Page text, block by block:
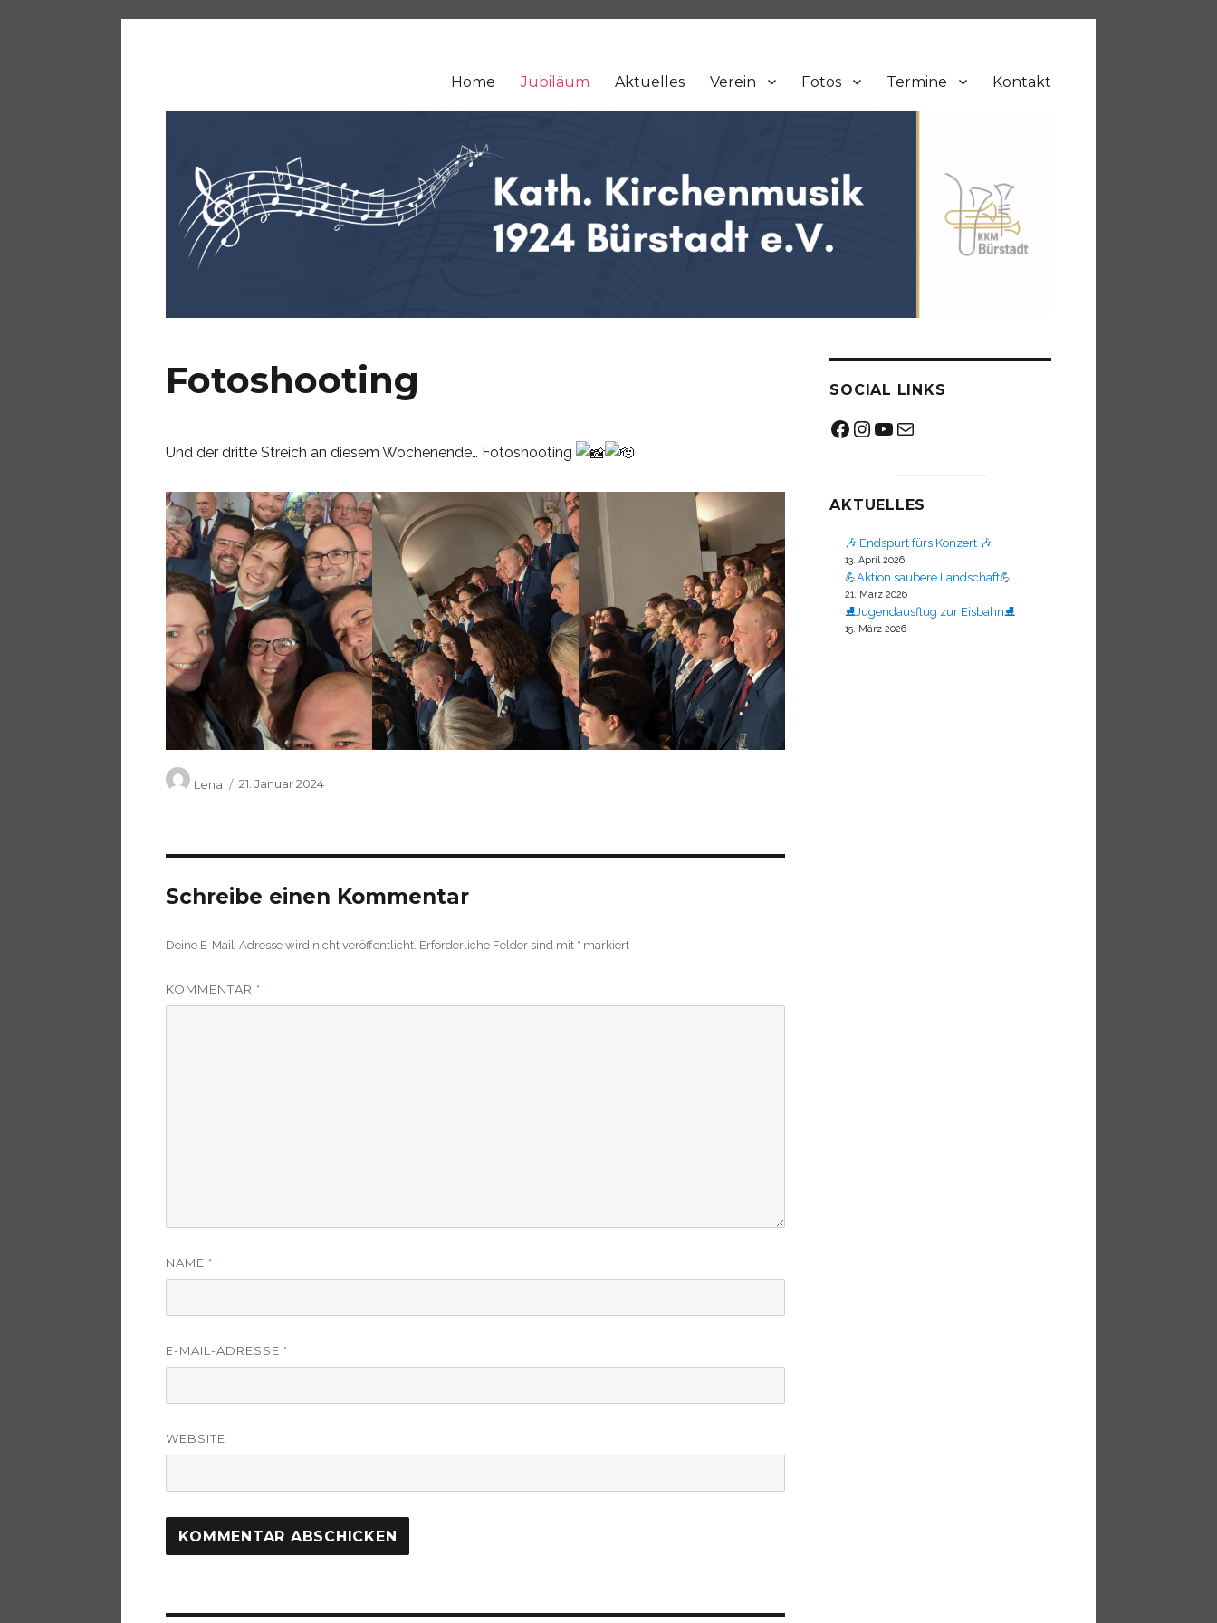
Home Jubiläum Aktuelles Verein Fotos Termine Kontakt
Fotoshooting
Und der dritte Streich an diesem Wochenende… Fotoshooting
Lena 21. Januar 2024
Schreibe einen Kommentar
Deine E-Mail-Adresse wird nicht veröffentlicht. Erforderliche Felder sind mit * markiert
KOMMENTAR *
NAME *
E-MAIL-ADRESSE *
WEBSITE
SOCIAL LINKS
Facebook
Instagram
YouTube
Mail
AKTUELLES
🎶 Endspurt fürs Konzert 🎶
13. April 2026
💪Aktion saubere Landschaft💪
21. März 2026
⛸️Jugendausflug zur Eisbahn⛸️
15. März 2026